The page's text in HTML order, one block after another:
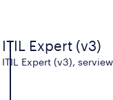
ITIL Expert (v3)
ITIL Expert (v3), serview